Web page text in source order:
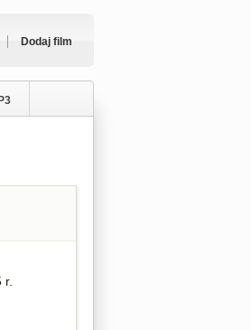
Dodaj film
r.